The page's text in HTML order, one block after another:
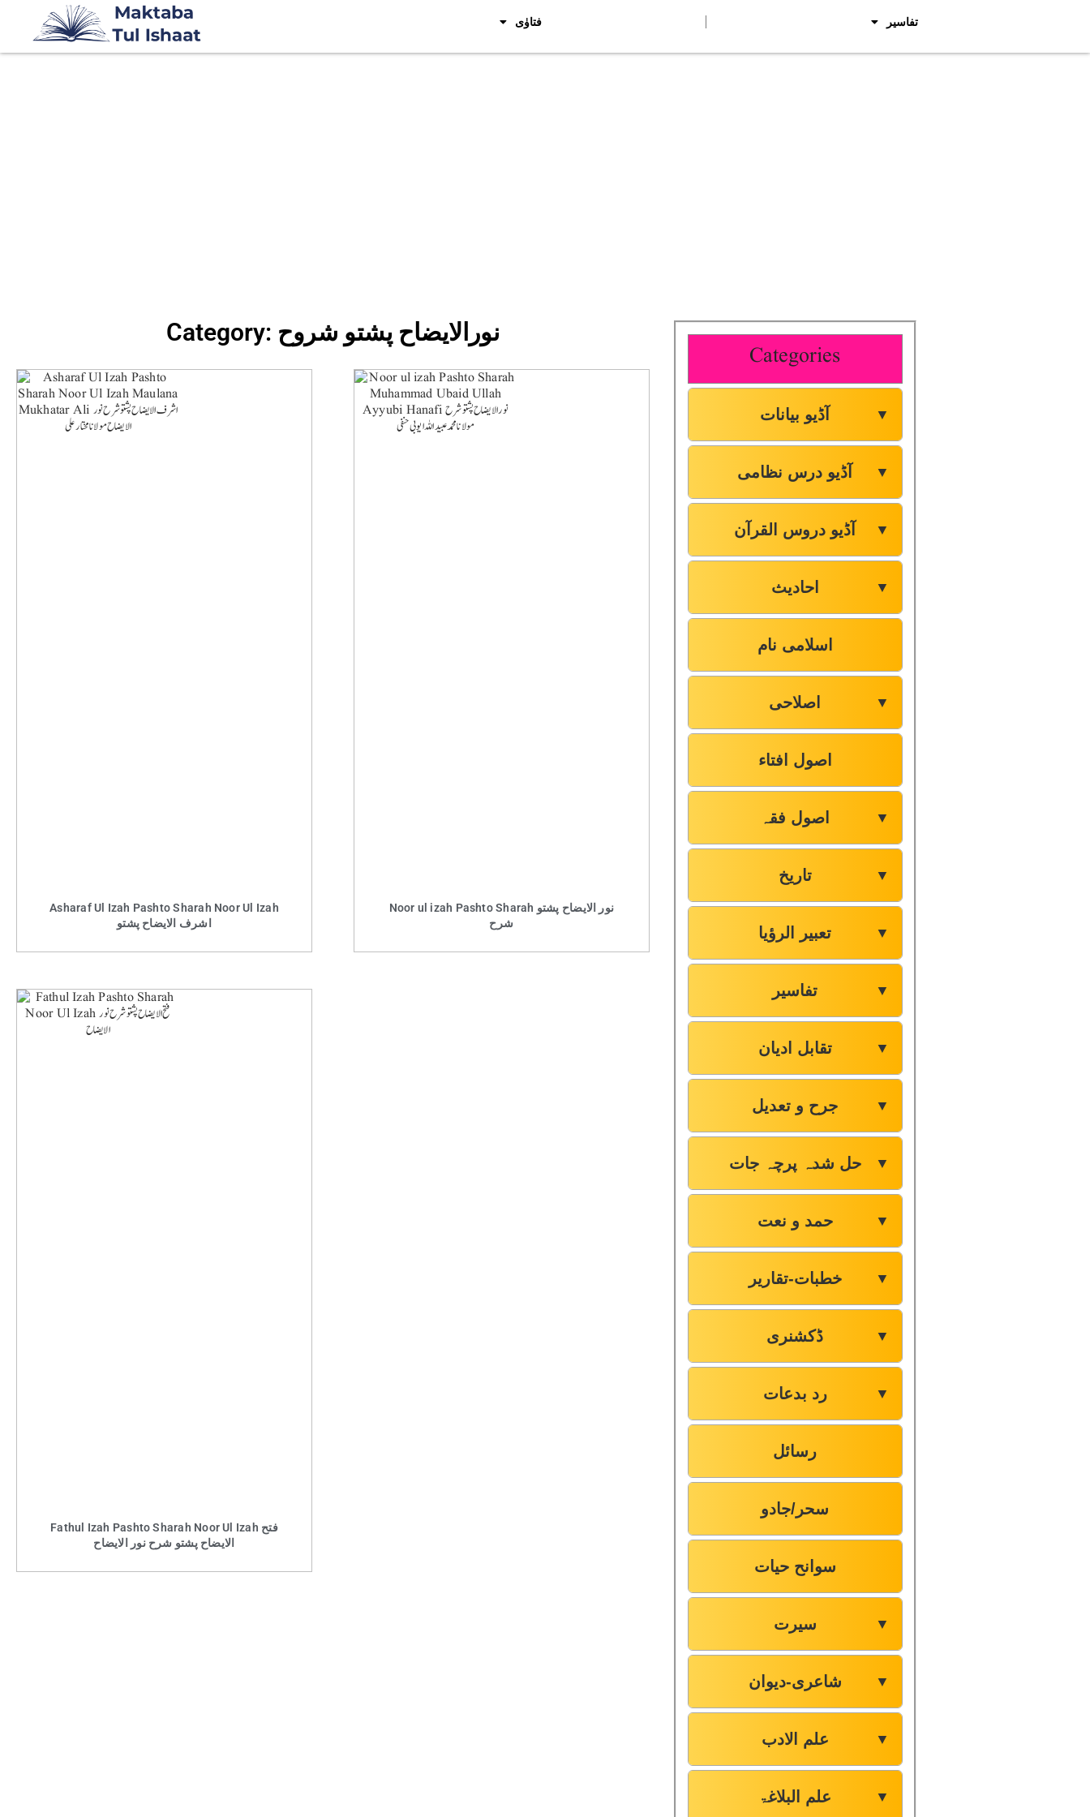
تفاسیر فتاوٰی
Category: نورالایضاح پشتو شروح
Asharaf Ul Izah Pashto Sharah Noor Ul Izah
اشرف الایضاح پشتو
Noor ul izah Pashto Sharah نور الایضاح پشتو
شرح
Fathul Izah Pashto Sharah Noor Ul Izah فتح
الایضاح پشتو شرح نور الایضاح
Categories
آڈیو بیانات ▼
آڈیو درس نظامی ▼
آڈیو دروس القرآن ▼
احادیث ▼
اسلامی نام
اصلاحی ▼
اصول افتاء
اصول فقہ ▼
تاریخ ▼
تعبیر الرؤیا ▼
تفاسیر ▼
تقابل ادیان ▼
جرح و تعدیل ▼
حل شدہ پرچہ جات ▼
حمد و نعت ▼
خطبات-تقاریر ▼
ڈکشنری ▼
رد بدعات ▼
رسائل
سحر/جادو
سوانح حیات
سیرت ▼
شاعری-دیوان ▼
علم الادب ▼
علم البلاغۃ ▼